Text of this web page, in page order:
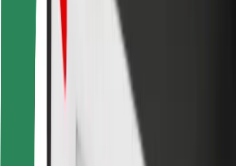
Sofőröknek
Ételfutároknak
Bolt Food
Flottapartnereknek
Éttermeknek